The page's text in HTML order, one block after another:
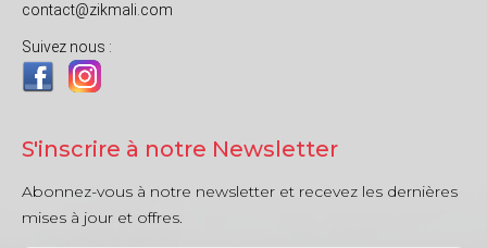
contact@zikmali.com
Suivez nous :
S'inscrire à notre Newsletter
Abonnez-vous à notre newsletter et recevez les dernières
mises à jour et offres.